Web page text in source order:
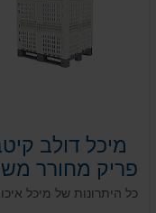
מיכל דולב
פריק מחורר
120*100*h183